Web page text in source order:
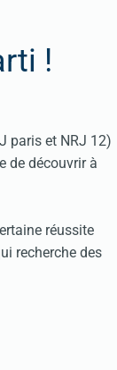
!
paris et NRJ 12)
de découvrir à
réussite
recherche des